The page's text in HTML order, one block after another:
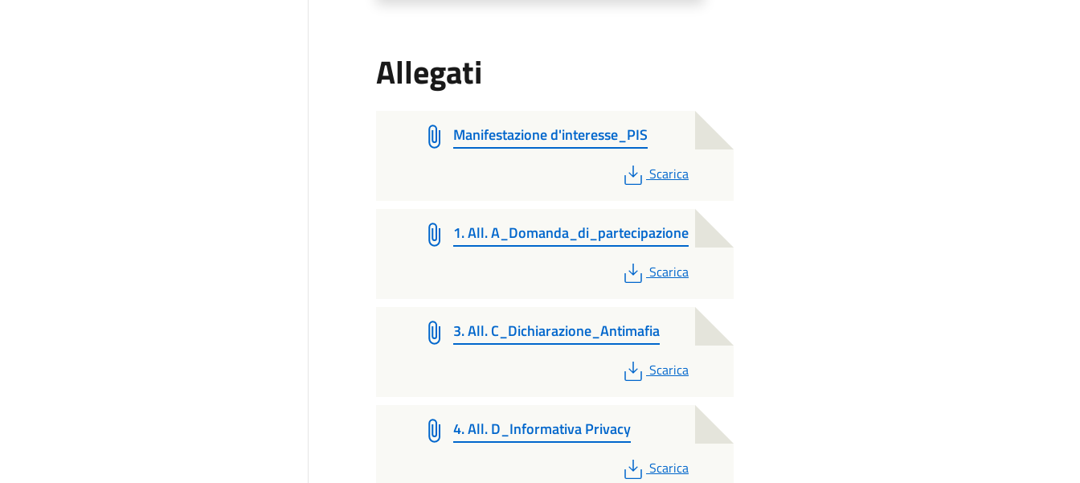
Allegati
Manifestazione d'interesse_PIS
PDF
Scarica
1. All. A_Domanda_di_partecipazione
PDF
Scarica
3. All. C_Dichiarazione_Antimafia
PDF
Scarica
4. All. D_Informativa Privacy
PDF
Scarica